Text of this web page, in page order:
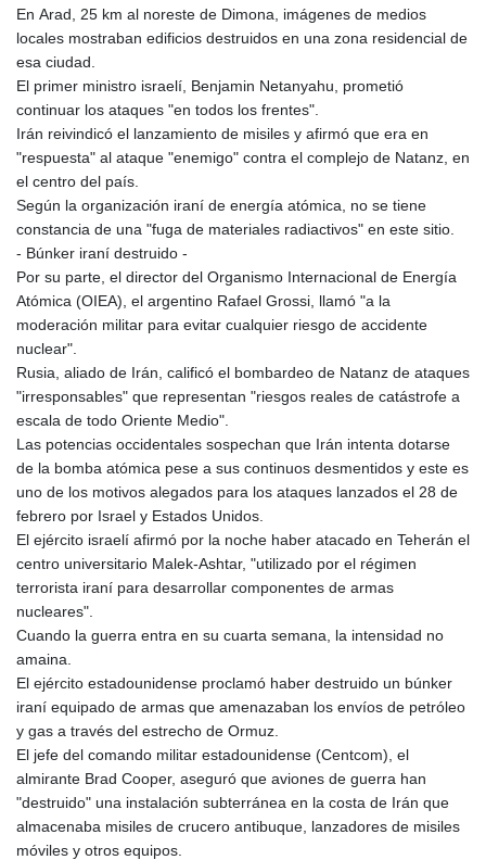
En Arad, 25 km al noreste de Dimona, imágenes de medios
locales mostraban edificios destruidos en una zona residencial de
esa ciudad.
El primer ministro israelí, Benjamin Netanyahu, prometió
continuar los ataques "en todos los frentes".
Irán reivindicó el lanzamiento de misiles y afirmó que era en
"respuesta" al ataque "enemigo" contra el complejo de Natanz, en
el centro del país.
Según la organización iraní de energía atómica, no se tiene
constancia de una "fuga de materiales radiactivos" en este sitio.
- Búnker iraní destruido -
Por su parte, el director del Organismo Internacional de Energía
Atómica (OIEA), el argentino Rafael Grossi, llamó "a la
moderación militar para evitar cualquier riesgo de accidente
nuclear".
Rusia, aliado de Irán, calificó el bombardeo de Natanz de ataques
"irresponsables" que representan "riesgos reales de catástrofe a
escala de todo Oriente Medio".
Las potencias occidentales sospechan que Irán intenta dotarse
de la bomba atómica pese a sus continuos desmentidos y este es
uno de los motivos alegados para los ataques lanzados el 28 de
febrero por Israel y Estados Unidos.
El ejército israelí afirmó por la noche haber atacado en Teherán el
centro universitario Malek-Ashtar, "utilizado por el régimen
terrorista iraní para desarrollar componentes de armas
nucleares".
Cuando la guerra entra en su cuarta semana, la intensidad no
amaina.
El ejército estadounidense proclamó haber destruido un búnker
iraní equipado de armas que amenazaban los envíos de petróleo
y gas a través del estrecho de Ormuz.
El jefe del comando militar estadounidense (Centcom), el
almirante Brad Cooper, aseguró que aviones de guerra han
"destruido" una instalación subterránea en la costa de Irán que
almacenaba misiles de crucero antibuque, lanzadores de misiles
móviles y otros equipos.